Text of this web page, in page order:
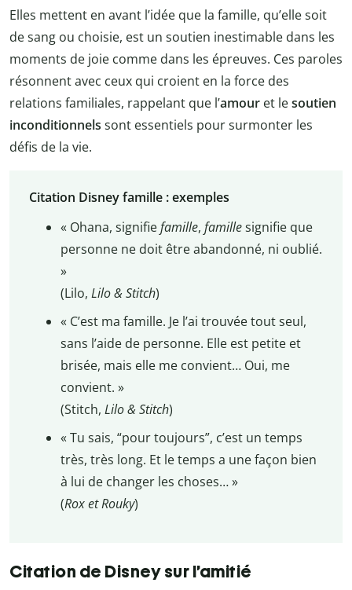
Elles mettent en avant l’idée que la famille, qu’elle soit
de sang ou choisie, est un soutien inestimable dans les
moments de joie comme dans les épreuves. Ces paroles
résonnent avec ceux qui croient en la force des
relations familiales, rappelant que l’amour et lesoutien
inconditionnels sont essentiels pour surmonter les
défis de la vie.
Citation Disney famille : exemples
« Ohana, signifiefamille, famillesignifie que
personne ne doit être abandonné, ni oublié.
»
(Lilo, Lilo & Stitch)
« C’est ma famille. Je l’ai trouvée tout seul,
sans l’aide de personne. Elle est petite et
brisée, mais elle me convient… Oui, me
convient. »
(Stitch, Lilo & Stitch)
« Tu sais, “pour toujours”, c’est un temps
très, très long. Et le temps a une façon bien
à lui de changer les choses… »
(Rox et Rouky)
Citation de Disney sur l’amitié